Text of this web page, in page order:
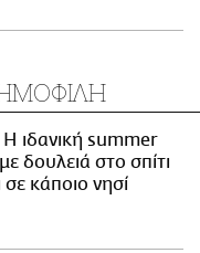
Η ιδανική summer
δουλειά στο σπίτι
σε κάποιο νησί